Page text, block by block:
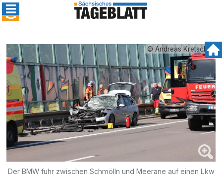
© Andreas Kretschel
Der BMW fuhr zwischen Schmölln und Meerane auf einen Lkw